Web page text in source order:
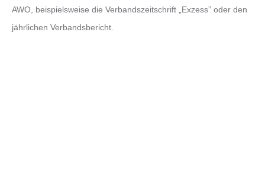
AWO, beispielsweise die Verbandszeitschrift „Exzess” oder den
jährlichen Verbandsbericht.